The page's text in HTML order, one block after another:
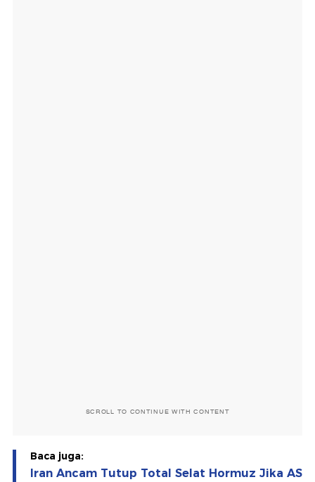
SCROLL TO CONTINUE WITH CONTENT
Baca juga:
Iran Ancam Tutup Total Selat Hormuz Jika AS